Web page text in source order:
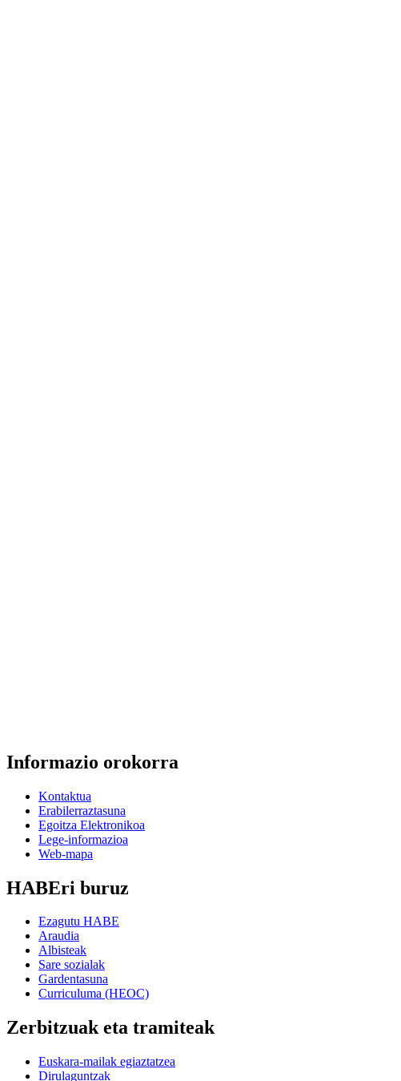
Informazio orokorra
Kontaktua
Erabilerraztasuna
Egoitza Elektronikoa
Lege-informazioa
Web-mapa
HABEri buruz
Ezagutu HABE
Araudia
Albisteak
Sare sozialak
Gardentasuna
Curriculuma (HEOC)
Zerbitzuak eta tramiteak
Euskara-mailak egiaztatzea
Dirulaguntzak